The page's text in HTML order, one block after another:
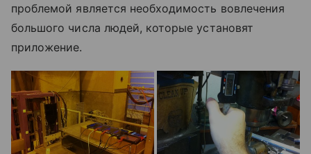
проблемой является необходимость вовлечения
большого числа людей, которые установят
приложение.